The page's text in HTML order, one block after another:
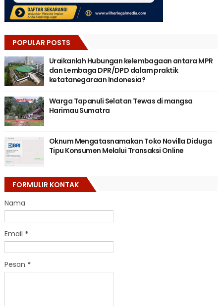
POPULAR POSTS
Uraikanlah Hubungan kelembagaan antara MPR
dan Lembaga DPR/DPD dalam praktik
ketatanegaraan Indonesia?
Warga Tapanuli Selatan Tewas di mangsa
Harimau Sumatra
Oknum Mengatasnamakan Toko Novilla Diduga
Tipu Konsumen Melalui Transaksi Online
FORMULIR KONTAK
Nama
Email *
Pesan *